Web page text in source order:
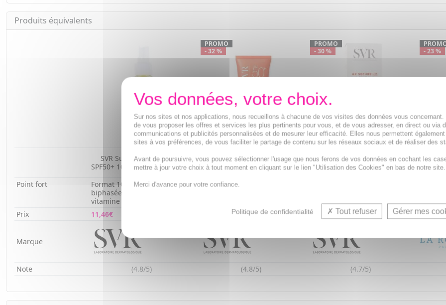
Produits équivalents
PROMO
- 32 %
PROMO
- 30 %
- 23 %
SVR Sun secure - Eau solaire
SPF50+ 100ml
SVR Sun Secure Blur SPF50+
tube 50ml
SVR Ak Secure dm protect
peaux hypersensibles au soleil
tube 50ml
LA
l'huile
Point fort
Format 100ml nomade de l'eau
biphasée protectrice à la
vitamine B3
Mousse abricotée flouteuse
Prix
11,46€ au lieu de12,51€ 9,55€ au lieu de13,55€ 10,03€
Marque
Note (4.8/5) (4.8/5) (4.7/5)
Sur nos sites et nos applications, nous recueillons à chacune de vos visites des données vous concernant.
de vous proposer les offres et services les plus pertinents pour vous, et de vous adresser, en direct ou via
communications et publicités personnalisées et de mesurer leur efficacité. Elles nous permettent
sites à vos préférences, de vous faciliter le partage de contenu sur les réseaux sociaux et de réaliser des
Avant de poursuivre, vous pouvez sélectionner l'usage que nous ferons de vos données en cochant les
mettre à jour votre choix à tout moment en cliquant sur le lien "Utilisation des Cookies" en bas de notre site.
Merci d'avance pour votre confiance.
Politique de confidentialité Tout refuser Gérer mes